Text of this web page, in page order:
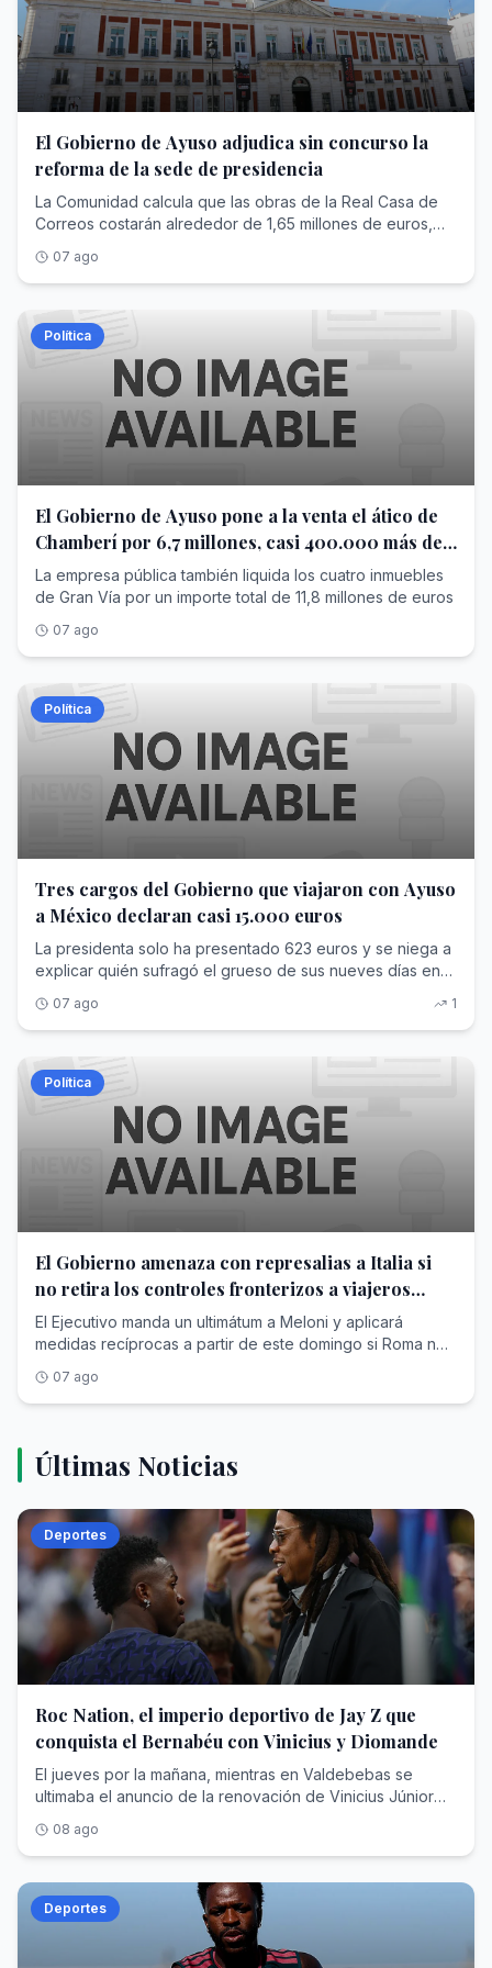
El Gobierno de Ayuso adjudica sin concurso la
reforma de la sede de presidencia
La Comunidad calcula que las obras de la Real Casa de
Correos costarán alrededor de 1,65 millones de euros,
trabajos, sino el diseño del proyecto por casi 60.000
euros
07 ago
Política
El Gobierno de Ayuso pone a la venta el ático de
Chamberí por 6,7 millones, casi 400.000 más de
lo que pagó
La empresa pública también liquida los cuatro inmuebles
de Gran Vía por un importe total de 11,8 millones de euros
07 ago
Política
Tres cargos del Gobierno que viajaron con Ayuso
a México declaran casi 15.000 euros
La presidenta solo ha presentado 623 euros y se niega a
explicar quién sufragó el grueso de sus nueves días en
07 ago 1
Política
El Gobierno amenaza con represalias a Italia si
no retira los controles fronterizos a viajeros
procedentes de España
El Ejecutivo manda un ultimátum a Meloni y aplicará
medidas recíprocas a partir de este domingo si Roma no
07 ago
Últimas Noticias
Deportes
Roc Nation, el imperio deportivo de Jay Z que
conquista el Bernabéu con Vinicius y Diomande
El jueves por la mañana, mientras en Valdebebas se ultimaba el anuncio de la renovación de Vinicius Júnior hasta el 30 de junio de 2032, un monovolumen negro abandonaba la concentración del RB Leipzig en Saalfelden (Austria) camino del aeropuerto. Dentro viajaba Yan Diomande , diecinueve años, rumbo a Madrid para cerrar un traspaso cifrado en unos 125 millones de euros fijos que, con las variables, podría escalar hasta los 140 y convertirse en el más caro de la historia del club blanco, por encima de los que se pagaron por Cristiano Ronaldo, Bellingham o Hazard. En apenas veinticuatro horas, el Real Madrid anunciaba el blindaje de su estrella y su nuevo fichaje récord.Dos operaciones, dos contratos de más de seis años y una sola autoría. Porque detrás de la nueva ficha de Vinicius —en torno a los 24 millones de euros brutos por temporada— y detrás del extremo marfileño que eligió el Bernabéu pese al cortejo del PSG y del Liverpool está la misma empresa: Roc Nation Sports , la agencia fundada por el rapero y magnate Shawn 'Jay-Z' Carter. Nunca una compañía nacida del hip hop había acumulado tanto poder en el vestuario más institucional del fútbol mundial.Para entender cómo un sello discográfico de Nueva York ha terminado condicionando el presente y el futuro deportivo del club de las quince Copas de Europa hay que recorrer trece años de estrategia empresarial: una venta forzosa en la NBA, un beisbolista arrebatado al agente más temido de América, un sueño brasileño frustrado que acabó resolviéndose comprando una agencia entera y un desembarco europeo que ha concluido donde concluyen todas las conquistas del fútbol: en Chamartín.Jay-Z: De Brooklyn a las grandes estrellasAntes de toparse con Florentino Pérez, Shawn Corey Carter (Brooklyn, 1969) ya había negociado con medio mundo. Criado en las viviendas sociales de Marcy Houses, fundó en 1995 su propio sello, Roc-A-Fella Records, porque ninguna discográfica quiso ficharle; en 2007 vendió su marca de ropa Rocawear por 204 millones de dólares; y en abril de 2008 creó Roc Nation , en alianza con el gigante de conciertos Live Nation, que puso sobre la mesa un contrato inicial de unos 150 millones. Aquello nació como discográfica y hoy es un conglomerado de representación de artistas y deportistas, editorial, cine y televisión, filantropía y moda. Forbes lo consagró en 2019 como el primer rapero milmillonario de la historia y hoy estima su fortuna entre los 2.500 y los 2.800 millones de dólares, un patrimonio en el que la música es ya casi una anécdota frente a operaciones como la firma del contrato con la NFL para producir el espectáculo del descanso de la Super Bowl.Durante un tiempo, el rapero tuvo una participación en los Brooklyn Nets que llegó a su fin en abril de 2013. La normativa de la NBA y de su sindicato de jugadores prohíbe que un propietario de franquicia ejerza a la vez de agente, de modo que Jay-Z tuvo que desprenderse de su parte de la franquicia neoyorquina, adquirida en 2004 por cerca de un millón de dólares: un paquete minúsculo, inferior al 1% y valorado en unos 350.000 dólares, pero de enorme carga simbólica, porque el rapero había sido el rostro de la mudanza de la franquicia de Nueva Jersey a Brooklyn y hasta había intervenido en el diseño de su identidad visual. Vendió para poder sentarse al otro lado de la mesa. En alianza con la agencia CAA (Creative Artists Agency)—con la que rompió relaciones años después— , su primera adquisición fue un golpe de efecto: Robinson Canó , jugador de los Yankees, abandonó a Scott Boras —el agente más temido del béisbol— para firmar con el sello del rapero. Meses después, Canó rubricaba con los Seattle Mariners un contrato de 240 millones de dólares y diez años, uno de los mayores de la historia de las Grandes Ligas. Le siguieron Kevin Durant (NBA)—cliente insignia de aquella primera época, antes de fundar años más tarde su propia firma—, Skylar Diggins (WNBA), Victor Cruz (NFL) o Geno Smith.El planteamiento era una enmienda a la totalidad del oficio. Frente a la vieja escuela europea del agente intermediario —el modelo de Jorge Mendes, que según Forbes ha llegado a manejar más de 950 millones de dólares en contratos activos con comisiones superiores a los 95—, Roc Nation importó la lógica del entretenimiento americano: gestión 360 grados, marca personal, moda, contenido audiovisual e impacto social. La adquisición de TFMHay un nombre que sobrevuela toda esta historia y que nunca llegó a formar parte de la agencia: Neymar . Cuando Roc Nation Sports echó a andar en 2013, ya se rumoreaba que fichar al entonces astro del Santos figuraba entre las máximas prioridades del rapero, que soñaba con convertirlo en el emblema global de su desembarco en el fútbol. No sucedió jamás. Una década después, Jay-Z resolvió el desengaño con una jugada de manual americano: si no puedes comprar la fruta, compra el huerto.El 7 de julio de 2023, Roc Nation Sports International anunció la adquisición de TFM Agency , la agencia de Sao Paulo que representaba a más de un centenar de futbolistas brasileños, rebautizada desde entonces como Roc Nation Sports Brazil. El importe quedó blindado bajo confidencialidad —se estima que fueron unos 450 millones de dólares—, pero el botín estaba en la cartera: Vinicius Júnior, Gabriel Martinelli y la siguiente hornada de perlas, con Endrick a la cabeza. De un plumazo, la nómina futbolística internacional de la casa se triplicó, de unos cuarenta a cerca de ciento veinte jugadores. «En términos de fútbol, Brasil es el centro de todo», proclamó Juan Perez —presidente de la división deportiva desde su nacimiento— al presentar la operación.Al frente quedó el hombre que lo había construido: Frederico Pena , fundador de TFM, que conservó acciones y asumió la presidencia de la filial brasileña junto a sus socios principales. Pena es el cazador de talento sudamericano por antonomasia: ató a Vinicius en su etapa de Flamengo, mucho antes del traspaso que lo llevó al Real Madrid en 2018, y repitió la fórmula con Endrick, amarrado antes de que el club blanco pagara al Palmeiras en torno a 60 millones por un chaval de dieciséis años. Jay-Z no persiguió la firma de Vinicius uno a uno, como persiguió en vano la de Neymar; adquirió directamente la sociedad que ya la custodiaba.La conquista del mercado europeoEl asalto al Viejo Continente tiene fecha y arquitecto. En septiembre de 2019, Roc Nation abrió oficina en Londres y puso al mando a Michael Yormark . La cartera europea creció a golpe de nombres: Kevin De Bruyne y Romelu Lukaku como buques insignia belgas, Axel Witsel, Jerome Boateng, Federico Dimarco, Tyrone Mings, los hermanos Reece y Lauren James o Marcus Rashford, captado en 2020. La propia agencia presume hoy de figurar entre las diez más importantes del fútbol mundial.El músculo americano completa el cuadro. En Estados Unidos, la casa gestiona a estrellas como LaMelo Ball en la NBA, el quarterback Kyler Murray o Saquon Barkley, campeón de la Super Bowl con Filadelfia. Según la última radiografía de Forbes sobre las agencias más valiosas de Norteamérica, Roc Nation Sports ocupa el séptimo puesto, con unos 2.140 millones de dólares en contratos deportivos activos bajo gestión, otros 510 millones en acuerdos extradeportivos , un techo de comisiones estimado en 218 millones y alrededor de 260 clientes. En España, sus hilos se cruzan en el Clásico: además de Vinicius y Endrick en el Real Madrid, representa a Marc Bernal, el prometedor mediocentro azulgrana que el Barcelona blindó hasta 2029 con una cláusula de 500 millones.Y en mayo de este año llegó el matiz que define la nueva era: los clubes ya no solo negocian contra Roc Nation; ahora también la contratan. La agencia, que ya promociona la marca de la Serie A italiana en Estados Unidos, anunció el pasado 14 de mayo una alianza estratégica con el Chelsea por la que asumirá el crecimiento de la marca del club londinense y su conexión con el público estadounidense, a caballo entre el fútbol, la música y la cultura pop, con camiseta de edición limitada firmada por DJ Khaled incluida. El cazador se ha hecho también guardabosques: la misma empresa que tensa a los clubes en los despachos es la que otros clubes pagan para seducir al aficionado del futuro.El colofón en el MadridY así se llega al verano de 2026, el de la doble exhibición de fuerza en Chamartín. La historia de Yan Diomande parece escrita para el modelo Roc Nation: hace apenas dos años jugaba en la academia DME de Daytona Beach, en Florida; el Leganés lo rescató para su filial, el Leipzig ejecutó su cláusula por 20 millones en julio de 2025 y el marfileño respondió con la mejor temporada de un debutante en la Bundesliga, doce goles y ocho asistencias, antes de brillar con Costa de Marfil en el Mundial. El chico de Abiyán, que creció idolatrando a Cristiano Ronaldo, eligió el Bernabéu. La renovación de Vinicius fue un pulso más largo y más áspero: más de dieciocho meses de tira y afloja en los que llegó a darse por imposible mientras la relación del brasileño con Xabi Alonso, despedido tras solo 34 partidos, siguiera condicionando el vestuario que ahora dirige José Mourinho . El club, fiel a su liturgia, mantuvo su cláusula intacta en los 1.000 millones. Y sobre la mesa planeó siempre la palanca perfecta: una supuesta oferta desde el fútbol saudí que hubiese cambiado el panorama deportivo.El madridismo reconocerá la escena. En 2013 y en 2016, Jorge Mendes protagonizó pulsos idénticos con Florentino Pérez para renovar a Cristiano Ronaldo con la exigencia de mantenerlo en la cima salarial del planeta —en la cual había ascendido Leo Messi— y la misma cláusula simbólica de 1.000 millones. Ha cambiado el acento del negociador —del portugués de Gestifute al inglés corporativo de Michael Yormark—, no la naturaleza del pulso. La diferencia principal, con respecto a 2016, es que Yormark ha conseguido lo que Mendes no pudo: Vinicius vestirá de blanco cobrando un salario que le satisface. Dos contratos hasta 2032,
08 ago
Deportes